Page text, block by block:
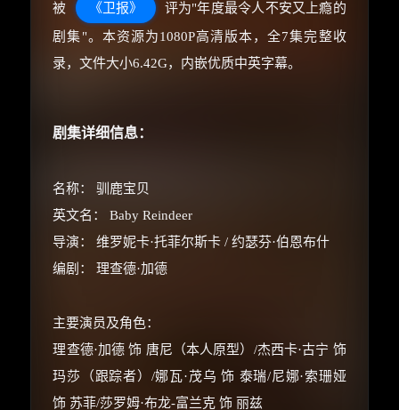
被
《卫报》
评为"年度最令人不安又上瘾的
剧集"。本资源为1080P高清版本，全7集完整收
录，文件大小6.42G，内嵌优质中英字幕。
剧集详细信息：
名称： 驯鹿宝贝
英文名： Baby Reindeer
导演： 维罗妮卡·托菲尔斯卡 / 约瑟芬·伯恩布什
编剧： 理查德·加德
主要演员及角色：
理查德·加德 饰 唐尼（本人原型）/杰西卡·古宁 饰
玛莎（跟踪者）/娜瓦·茂乌 饰 泰瑞/尼娜·索珊娅
饰 苏菲/莎罗姆·布龙-富兰克 饰 丽兹